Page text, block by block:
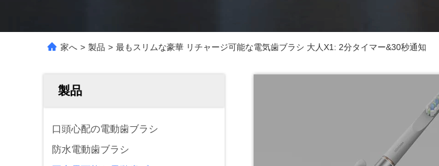
家へ > 製品 > 最もスリムな豪華 リチャージ可能な電気歯ブラシ 大人X1: 2分タイマー&30秒通知
製品
口頭心配の電動歯ブラシ
防水電動歯ブラシ